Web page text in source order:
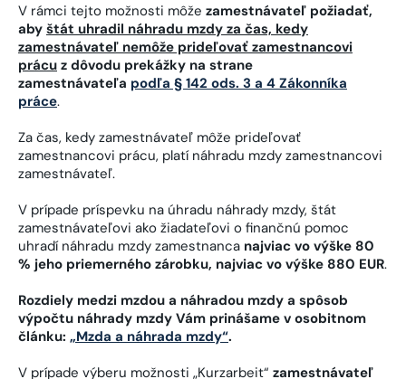
V rámci tejto možnosti môže zamestnávateľ požiadať,
aby štát uhradil náhradu mzdy za čas, kedy
zamestnávateľ nemôže prideľovať zamestnancovi
prácu z dôvodu prekážky na strane
zamestnávateľa podľa § 142 ods. 3 a 4 Zákonníka
práce.
Za čas, kedy zamestnávateľ môže prideľovať
zamestnancovi prácu, platí náhradu mzdy zamestnancovi
zamestnávateľ.
V prípade príspevku na úhradu náhrady mzdy, štát
zamestnávateľovi ako žiadateľovi o finančnú pomoc
uhradí náhradu mzdy zamestnanca najviac vo výške 80
% jeho priemerného zárobku, najviac vo výške 880 EUR.
Rozdiely medzi mzdou a náhradou mzdy a spôsob
výpočtu náhrady mzdy Vám prinášame v osobitnom
článku: „Mzda a náhrada mzdy“.
V prípade výberu možnosti „Kurzarbeit“ zamestnávateľ